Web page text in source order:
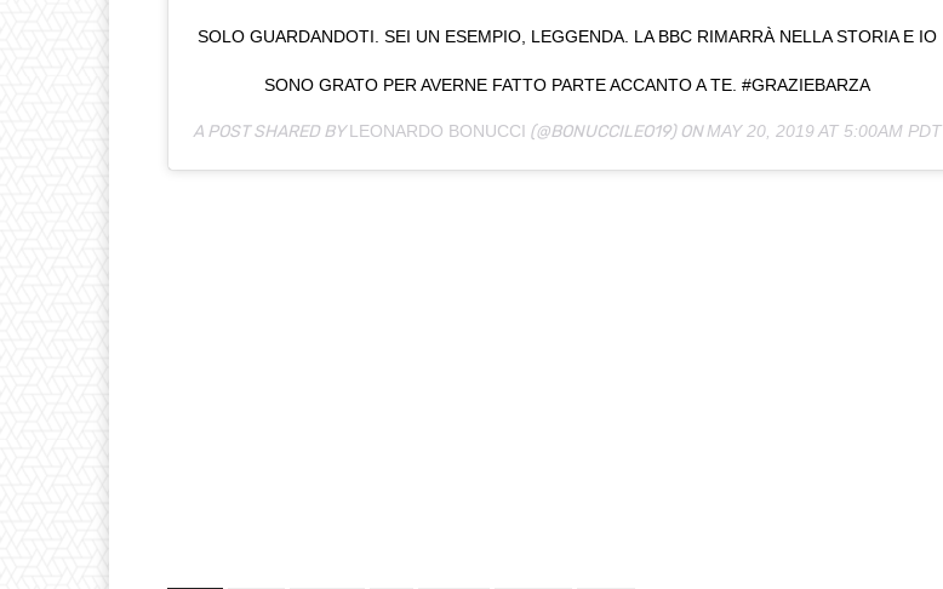
SOLO GUARDANDOTI. SEI UN ESEMPIO, LEGGENDA. LA BBC RIMARRÀ NELLA STORIA E IO
SONO GRATO PER AVERNE FATTO PARTE ACCANTO A TE. #GRAZIEBARZA
A POST SHARED BYLEONARDO BONUCCI (@BONUCCILEO19) ONMAY 20, 2019 AT 5:00AM PDT